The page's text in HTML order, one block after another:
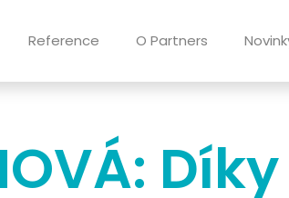
Reference O Partners